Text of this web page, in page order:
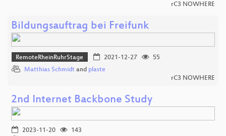
rC3 NOWHERE
Bildungsauftrag bei Freifunk
RemoteRheinRuhrStage 2021-12-27
55
Matthias Schmidt and plaste
rC3 NOWHERE
2nd Internet Backbone Study
2023-11-20
143